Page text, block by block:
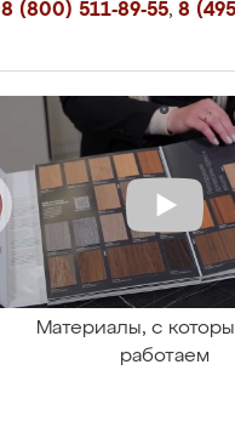
8 (800) 511-89-55, 8
Материалы, с
работаем